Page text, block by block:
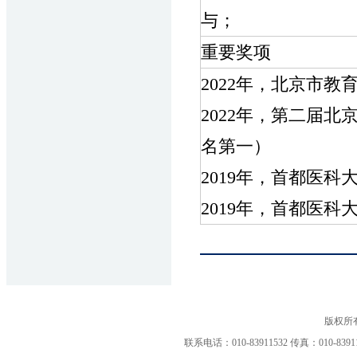
与；
重要奖项
2022年，北京市教
2022年，第二届北
名第一）
2019年，首都医科
2019年，首都医科
版权所
联系电话：010-83911532 传真：010-